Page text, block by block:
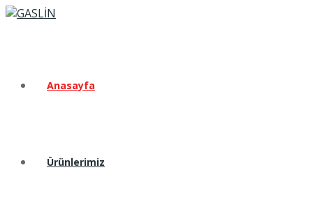
Anasayfa
Ürünlerimiz